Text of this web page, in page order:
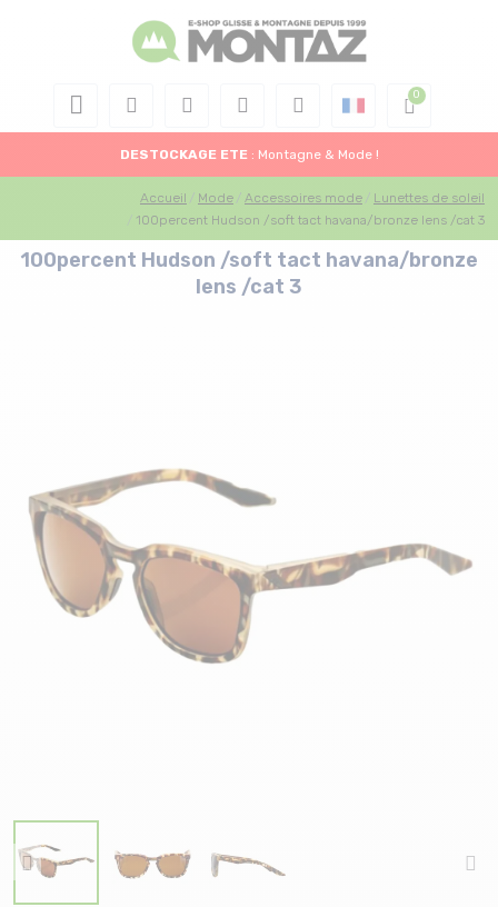
DESTOCKAGE ETE : Montagne & Mode !
Accueil Mode Accessoires mode
Lunettes de soleil
100percent Hudson /soft tact havana/bronze lens /cat 3
100percent Hudson /soft tact havana/bronze
lens /cat 3